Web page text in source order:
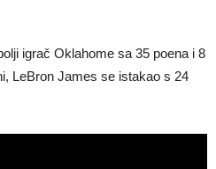
igrač Oklahome sa 35 poena i 8
LeBron James se istakao s 24